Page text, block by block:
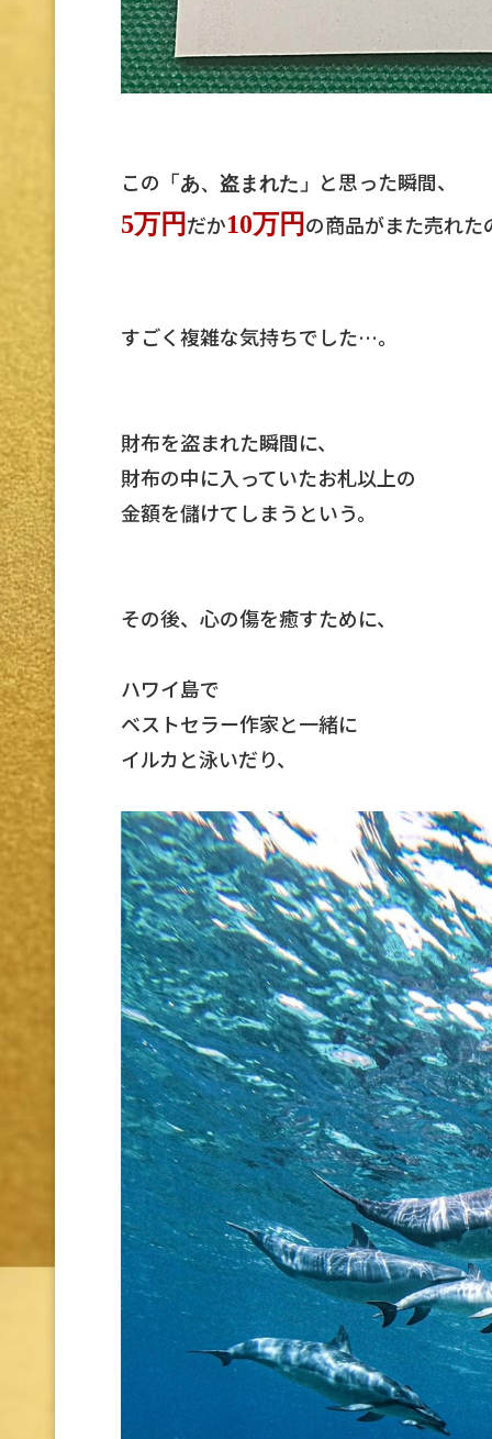
この 「あ、盗まれた」
と思った瞬間、
5万円だか10万円の商品がまた売れた
すごく複雑な気持ちでした…。
財布を盗まれた瞬間に、
財布の中に入っていたお札以上の
金額を儲けてしまうという。
その後、心の傷を癒すために、
ハワイ島で
ベストセラー作家と一緒に
イルカと泳いだり、